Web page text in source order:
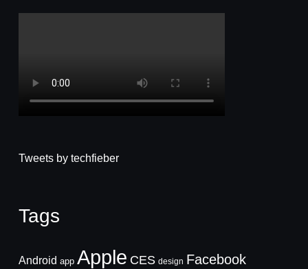
Tweets by techfieber
Tags
Android app Apple CES design Facebook